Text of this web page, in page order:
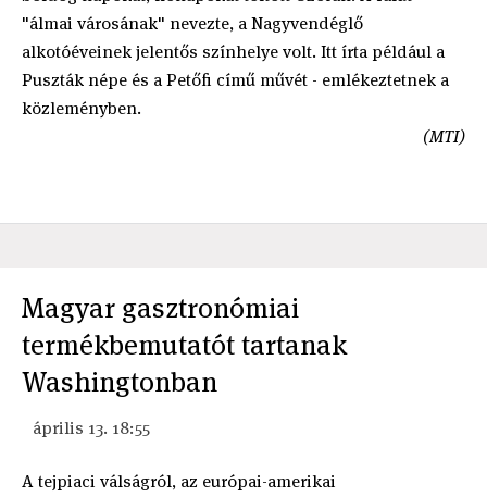
"álmai városának" nevezte, a Nagyvendéglő
alkotóéveinek jelentős színhelye volt. Itt írta például a
Puszták népe és a Petőfi című művét - emlékeztetnek a
közleményben.
(MTI)
Magyar gasztronómiai
termékbemutatót tartanak
Washingtonban
április 13. 18:55
A tejpiaci válságról, az európai-amerikai